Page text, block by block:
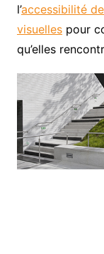
l’accessibilité
visuellespour
qu’elles